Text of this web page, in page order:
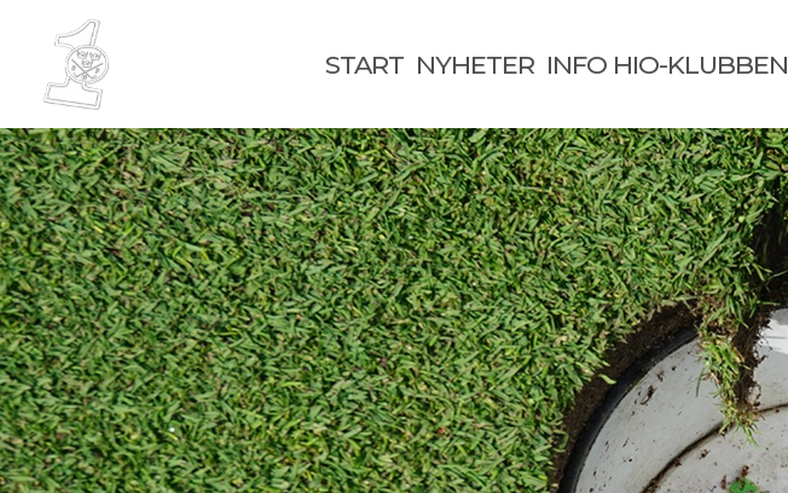
START NYHETER INFO HIO-KLUBBEN